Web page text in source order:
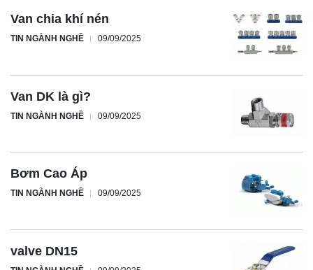
Van chia khí nén
TIN NGÀNH NGHỀ 09/09/2025
Van DK là gì?
TIN NGÀNH NGHỀ 09/09/2025
Bơm Cao Áp
TIN NGÀNH NGHỀ 09/09/2025
valve DN15